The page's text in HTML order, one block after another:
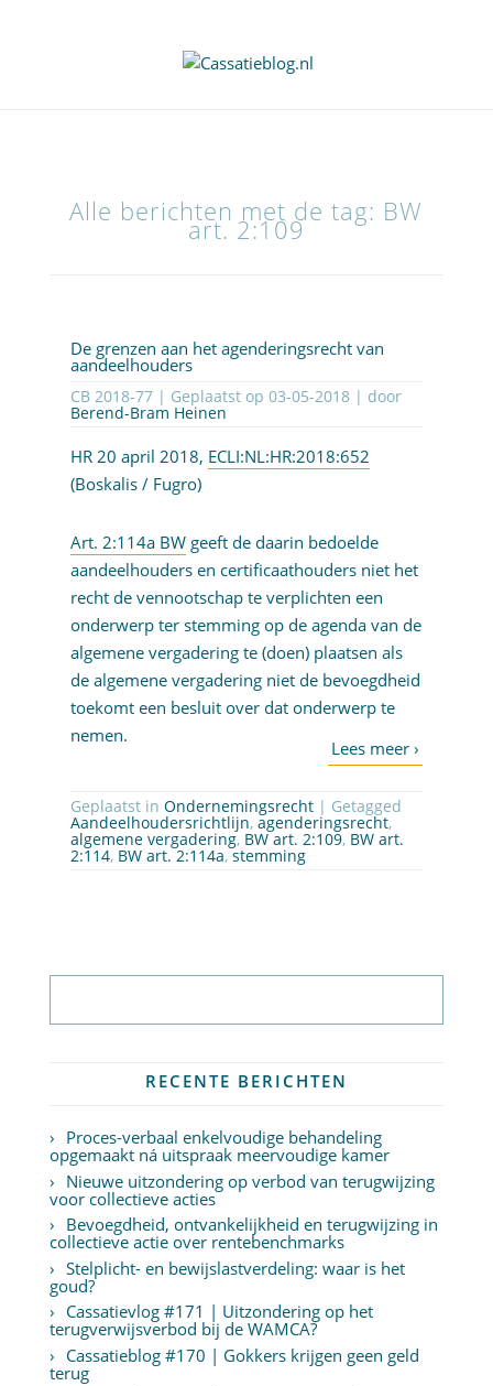
Alle berichten met de tag: BW
art. 2:109
De grenzen aan het agenderingsrecht van
aandeelhouders
CB 2018-77 | Geplaatst op 03-05-2018| door
Berend-Bram Heinen
HR 20 april 2018, ECLI:NL:HR:2018:652
(Boskalis / Fugro)
Art. 2:114a BWgeeft de daarin bedoelde
aandeelhouders en certificaathouders niet het
recht de vennootschap te verplichten een
onderwerp ter stemming op de agenda van de
algemene vergadering te (doen) plaatsen als
de algemene vergadering niet de bevoegdheid
toekomt een besluit over dat onderwerp te
nemen.
Geplaatst in Ondernemingsrecht | Getagged
Aandeelhoudersrichtlijn, agenderingsrecht,
algemene vergadering, BW art. 2:109, BW art.
2:114, BW art. 2:114a, stemming
RECENTE BERICHTEN
Proces-verbaal enkelvoudige behandeling
opgemaakt ná uitspraak meervoudige kamer
Nieuwe uitzondering op verbod van terugwijzing
voor collectieve acties
Bevoegdheid, ontvankelijkheid en terugwijzing in
collectieve actie over rentebenchmarks
Stelplicht- en bewijslastverdeling: waar is het
goud?
Cassatievlog #171 | Uitzondering op het
terugverwijsverbod bij de WAMCA?
Cassatieblog #170 | Gokkers krijgen geen geld
terug